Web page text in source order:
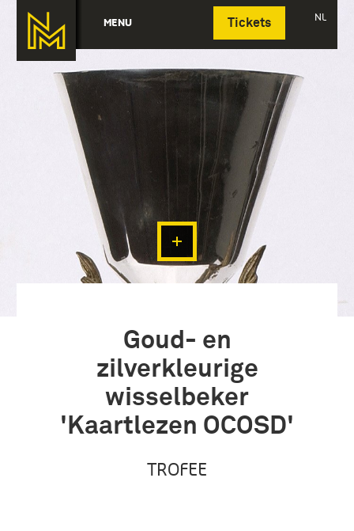
MENU Tickets NL
Deutsch
Goud- en
zilverkleurige
wisselbeker
'Kaartlezen OCOSD'
TROFEE